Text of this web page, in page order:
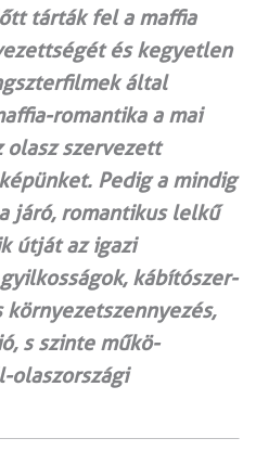
tárták fel a maffia
és kegyetlen
által
romantika a mai
olasz szervezett
Pedig a mindig
járó, romantikus lelkű
útját az igazi
kábítószer-
s szinte műkö­
olaszországi